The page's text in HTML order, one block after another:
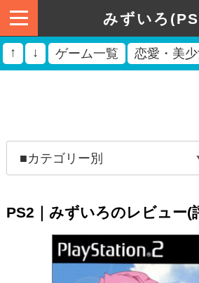
みずいろ
↑ ↓ ゲーム一覧 恋愛・美
PS2｜みずいろのレビュー(